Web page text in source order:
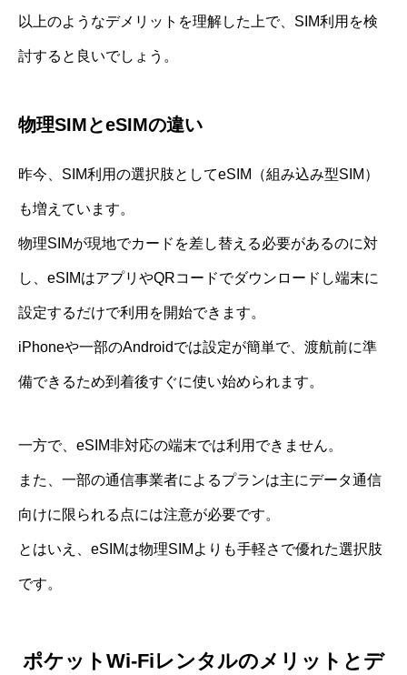
以上のようなデメリットを理解した上で、SIM利用を検
討すると良いでしょう。
物理SIMとeSIMの違い
昨今、SIM利用の選択肢としてeSIM（組み込み型SIM）
も増えています。
物理SIMが現地でカードを差し替える必要があるのに対
し、eSIMはアプリやQRコードでダウンロードし端末に
設定するだけで利用を開始できます。
iPhoneや一部のAndroidでは設定が簡単で、渡航前に準
備できるため到着後すぐに使い始められます。
一方で、eSIM非対応の端末では利用できません。
また、一部の通信事業者によるプランは主にデータ通信
向けに限られる点には注意が必要です。
とはいえ、eSIMは物理SIMよりも手軽さで優れた選択肢
です。
ポケットWi-Fiレンタルのメリットとデ